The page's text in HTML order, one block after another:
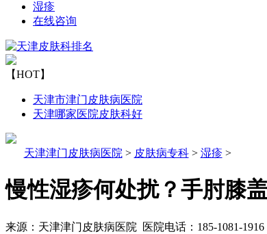
湿疹
在线咨询
【HOT】
天津市津门皮肤病医院
天津哪家医院皮肤科好
天津津门皮肤病医院 > 皮肤病专科> 湿疹 >
慢性湿疹何处扰？手肘膝
来源：天津津门皮肤病医院 医院电话：185-1081-1916